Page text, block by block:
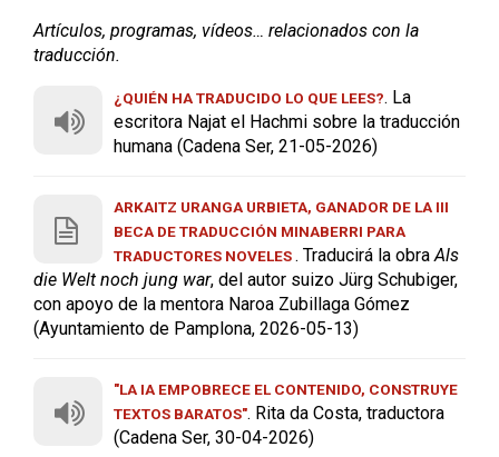
Artículos, programas, vídeos… relacionados con la
traducción.
¿QUIÉN HA TRADUCIDO LO QUE LEES?. La
escritora Najat el Hachmi sobre la traducción
humana (Cadena Ser, 21-05-2026)
ARKAITZ URANGA URBIETA, GANADOR DE LA III
BECA DE TRADUCCIÓN MINABERRI PARA
TRADUCTORES NOVELES . Traducirá la obra Als
die Welt noch jung war, del autor suizo Jürg Schubiger,
con apoyo de la mentora Naroa Zubillaga Gómez
(Ayuntamiento de Pamplona, 2026-05-13)
"LA IA EMPOBRECE EL CONTENIDO, CONSTRUYE
TEXTOS BARATOS". Rita da Costa, traductora
(Cadena Ser, 30-04-2026)